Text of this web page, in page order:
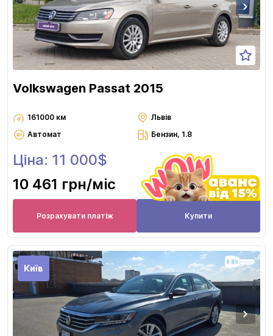
Volkswagen Passat 2015
161000 км
Львів
Автомат
Бензин, 1.8
Ціна: 11 000$
10 461 грн/міс
Розрахувати платіж Купити
Київ